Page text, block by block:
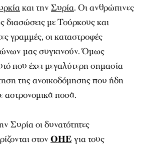
και την Συρία. Οι ανθρώπινες
διασώσεις με Τούρκους και
γραμμές, οι καταστροφές
μας συγκινούν. Όμως
που έχει μεγαλύτερη σημασία
της ανοικοδόμησης που ήδη
αστρονομικά ποσά.
Συρία οι δυνατότητες
στον ΟΗΕ για τους